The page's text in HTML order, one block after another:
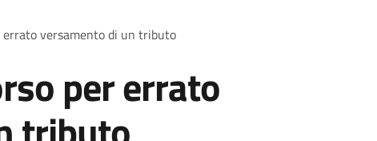
errato versamento di un tributo
per errato